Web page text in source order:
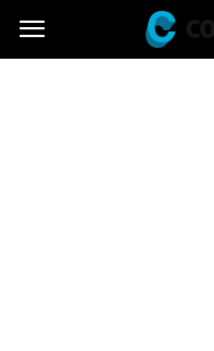
Contador.pl